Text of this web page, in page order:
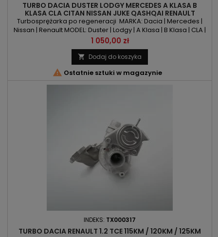
TURBO DACIA DUSTER LODGY MERCEDES A KLASA B
KLASA CLA CITAN NISSAN JUKE QASHQAI RENAULT
LAGUNA LATITUDE MEGANE SCENIC 1.5DCI
Turbosprężarka po regeneracji MARKA: Dacia | Mercedes |
Nissan | Renault MODEL: Duster | Lodgy | A Klasa | B Klasa | CLA |
Citan | Juke | Qashqai | Laguna | Latitude | Megane | Scenic
KOD SILNIKA: OM607 | K9K 430 | K9K 636 | K9K 780 | K9K 782 | K9K
832 | K9K 836 | K9K 837 | K9K 846 | K9K 896 | OM607 951
POJEMNOŚĆ: 1461 ccm 1.5DCI | 1.5d 111CDI | 1.5d...
Cena
1 050,00 zł
 Dodaj do koszyka
 Ostatnie sztuki w magazynie
INDEKS: TX000317
TURBO DACIA RENAULT 1.2 TCE 115KM / 120KM / 125KM